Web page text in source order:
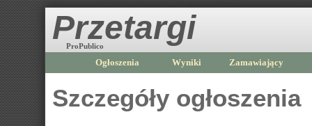
Przetargi
ProPublico
Ogłoszenia Wyniki Zamawiający
Szczegóły ogłoszenia